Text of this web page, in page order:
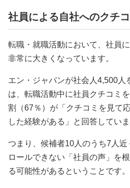
社員による自社へのクチ
転職・就職活動において、社員
非常に大きくなっています。
エン・ジャパンが社会人4,500人
は、転職活動中に社員クチコミ
割（67％）が「クチコミを見て
した経験がある」と回答していま
つまり、候補者10人のうち7人近
ロールできない「社員の声」を
る可能性があるということです。